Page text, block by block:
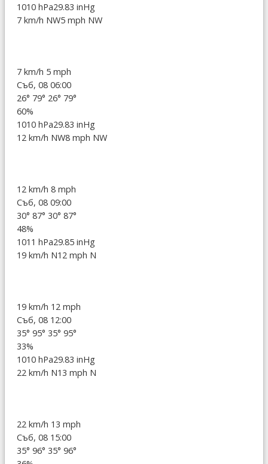
1010 hPa29.83 inHg
7 km/h NW5 mph NW
7 km/h 5 mph
Съб, 08 06:00
26° 79° 26° 79°
60%
1010 hPa29.83 inHg
12 km/h NW8 mph NW
12 km/h 8 mph
Съб, 08 09:00
30° 87° 30° 87°
48%
1011 hPa29.85 inHg
19 km/h N12 mph N
19 km/h 12 mph
Съб, 08 12:00
35° 95° 35° 95°
33%
1010 hPa29.83 inHg
22 km/h N13 mph N
22 km/h 13 mph
Съб, 08 15:00
35° 96° 35° 96°